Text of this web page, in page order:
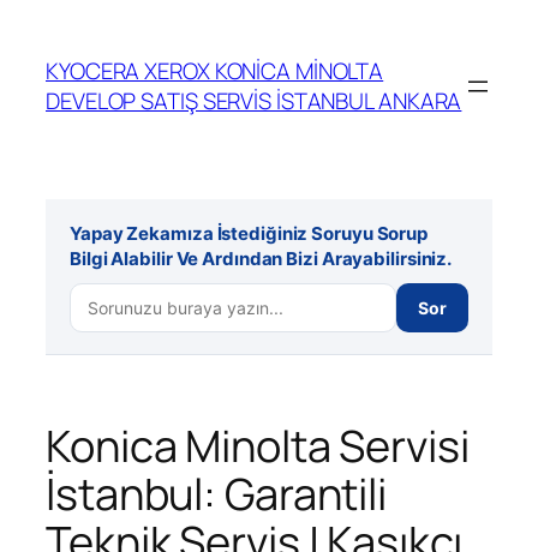
KYOCERA XEROX KONİCA MİNOLTA
DEVELOP SATIŞ SERVİS İSTANBUL ANKARA
Yapay Zekamıza İstediğiniz Soruyu Sorup
Bilgi Alabilir Ve Ardından Bizi Arayabilirsiniz.
Sor
Konica Minolta Servisi
İstanbul: Garantili